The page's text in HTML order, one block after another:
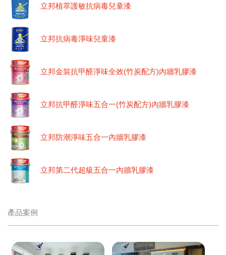
立邦植萃護敏抗病毒兒童漆
立邦抗病毒淨味兒童漆
立邦金裝抗甲醛淨味全效(竹炭配方)內牆乳膠漆
立邦抗甲醛淨味五合一(竹炭配方)內牆乳膠漆
立邦防潮淨味五合一內牆乳膠漆
立邦第二代超級五合一內牆乳膠漆
產品案例